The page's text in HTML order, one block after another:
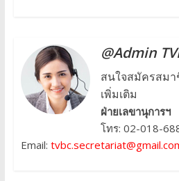
@Admin
สนใจสมัครสม
เพิ่มเติม
ฝ่ายเลขานุการฯ
โทร: 02-018-
Email: